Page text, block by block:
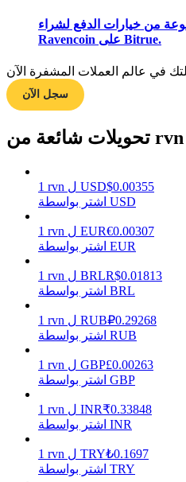
استراتيجيات التداول
يكسب
على مكافآت تنافسية يوميًا
من خيارات الدفع لشراء
Ravencoin على Bitrue.
سجل الآن
1 rvn ل USD$0.00355
اشتر بواسطة USD
1 rvn ل EUR€0.00307
اشتر بواسطة EUR
1 rvn ل BRLR$0.01813
اشتر بواسطة BRL
1 rvn ل RUB₽0.29268
اشتر بواسطة RUB
1 rvn ل GBP£0.00263
اشتر بواسطة GBP
1 rvn ل INR₹0.33848
اشتر بواسطة INR
1 rvn ل TRY₺0.1697
اشتر بواسطة TRY